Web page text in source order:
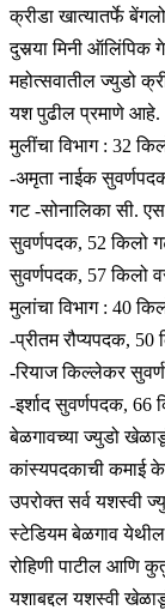
क्रीडा खात्यातर्फे
दुसर्‍या मिनी
महोत्सवातील ज्युडो
यश पुढील प्रमाणे आहे.
मुलींचा विभाग : 32
-अमृता नाईक
गट -सोनालिका सी.
सुवर्णपदक, 52 किलो
सुवर्णपदक, 57 किलो
मुलांचा विभाग : 40
-प्रीतम रौप्यपदक,
-रियाज किल्लेकर
-इर्शाद सुवर्णपदक, 66
बेळगावच्या ज्युडो
कांस्यपदकाची कमाई
उपरोक्त सर्व यशस्वी
स्टेडियम बेळगाव येथील
रोहिणी पाटील आणि
यशाबद्दल यशस्वी